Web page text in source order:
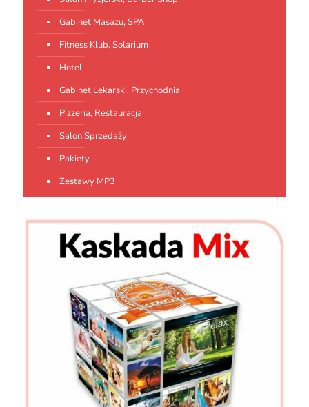
Gabinet Masażu, SPA
Fitness Klub, Solarium
Hotel
Gabinet Lekarski, Przychodnia
Pizzeria, Restauracja
Salon Sprzedaży
Pakiety
Zestawy MP3